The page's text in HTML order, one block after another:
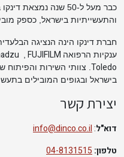
כבר מעל ל-50 שנה
והתעשייתיות בישראל, כספק
חברת דינקו הינה הנציגה
ענקיות הרפואה FUJIFILM
Toledo . צוותי השירות והפיתוח
בישראל ובגופים המובילים
יצירת קשר
דוא"ל:
info@dinco.co.il
טלפון: 04-8131515